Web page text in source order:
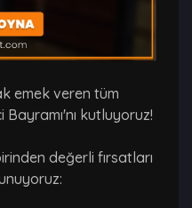
emek veren tüm
Bayramı'nı kutluyoruz!
değerli fırsatları